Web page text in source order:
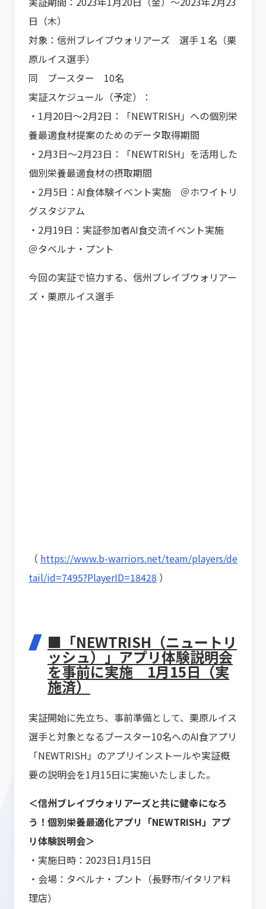
日（木）
対象：信州ブレイブウォリアーズ 選手１名（栗
原ルイス選手）
同 ブースター 10名
実証スケジュール（予定）：
・1月20日～2月2日：「NEWTRISH」への個別栄
養最適食材提案のためのデータ取得期間
・2月3日～2月23日：「NEWTRISH」を活用した
個別栄養最適食材の摂取期間
・2月5日：AI食体験イベント実施 ＠ホワイトリ
グスタジアム
・2月19日：実証参加者AI食交流イベント実施
＠タベルナ・プント
今回の実証で協力する、信州ブレイブウォリアー
ズ・栗原ルイス選手
（ https://www.b-warriors.net/team/players/de
tail/id=7495?PlayerID=18428 ）
■「NEWTRISH（ニュートリ
ッシュ）」アプリ体験説明会
を事前に実施 1月15日（実
施済）
実証開始に先立ち、事前準備として、栗原ルイス
選手と対象となるブースター10名へのAI食アプリ
「NEWTRISH」のアプリインストールや実証概
要の説明会を1月15日に実施いたしました。
＜信州ブレイブウォリアーズと共に健幸になろ
う！個別栄養最適化アプリ「NEWTRISH」アプ
リ体験説明会＞
・実施日時：2023日1月15日
・会場：タベルナ・プント（長野市/イタリア料
理店）